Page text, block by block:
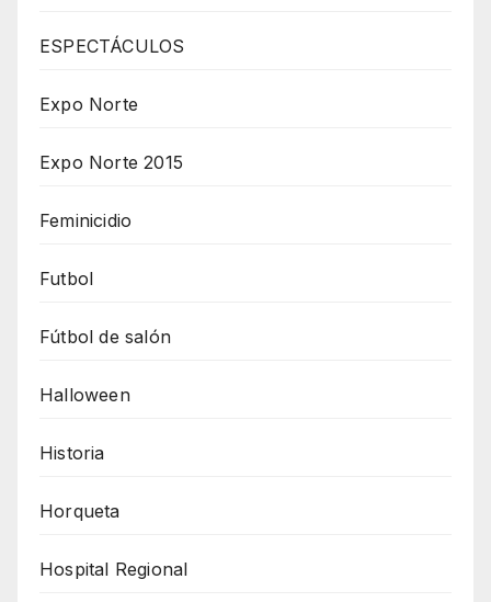
ESPECTÁCULOS
Expo Norte
Expo Norte 2015
Feminicidio
Futbol
Fútbol de salón
Halloween
Historia
Horqueta
Hospital Regional